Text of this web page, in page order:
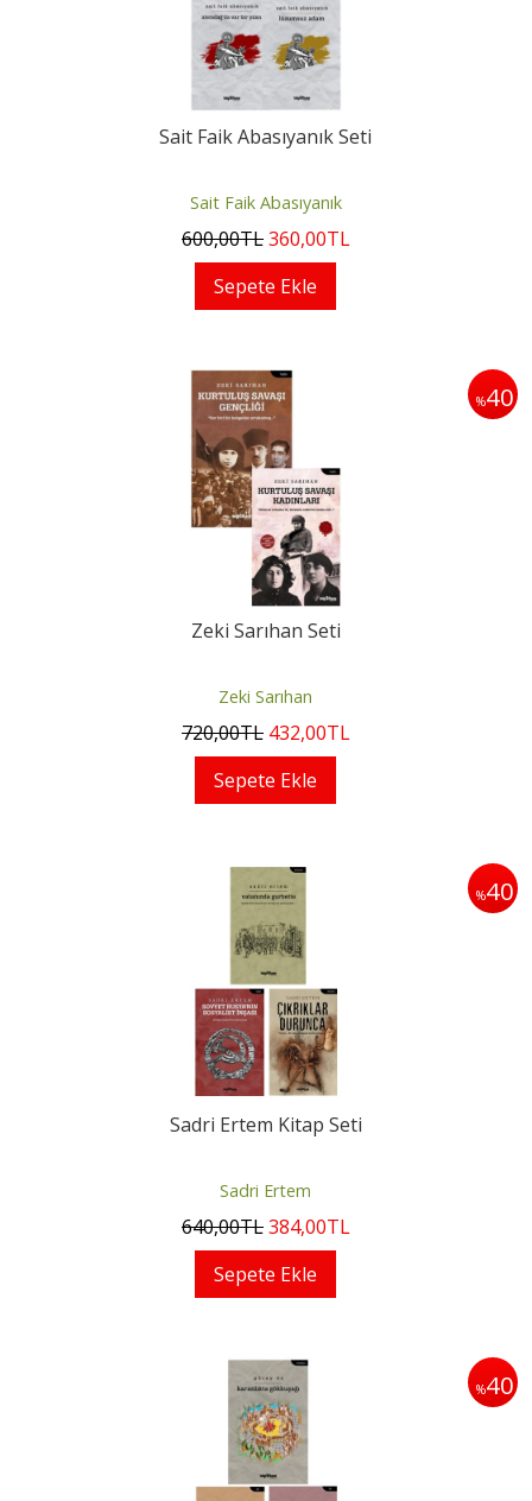
Sait Faik Abasıyanık Seti
Sait Faik Abasıyanık
600,00TL360,00TL
Sepete Ekle
%40
Zeki Sarıhan Seti
Zeki Sarıhan
720,00TL 432,00TL
Sepete Ekle
%40
Sadri Ertem Kitap Seti
Sadri Ertem
640,00TL384,00TL
Sepete Ekle
%40